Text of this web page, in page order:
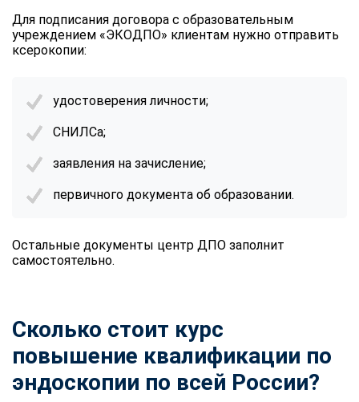
Для подписания договора с образовательным
учреждением «ЭКОДПО» клиентам нужно отправить
ксерокопии:
удостоверения личности;
СНИЛСа;
заявления на зачисление;
первичного документа об образовании.
Остальные документы центр ДПО заполнит
самостоятельно.
Сколько стоит курс
повышение квалификации по
эндоскопии по всей России?